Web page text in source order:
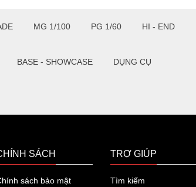
MG 1/100 PG 1/60 HI - END
BASE - SHOWCASE DỤNG CỤ
SÁCH
sách bảo mật
TRỢ GIÚP
Tìm kiếm